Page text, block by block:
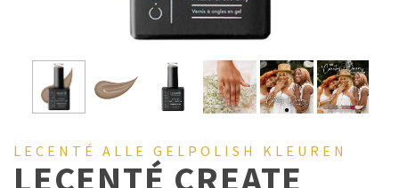
LECENTÉ ALLE GELPOLISH KLEUREN
LECENTÉ CREATE